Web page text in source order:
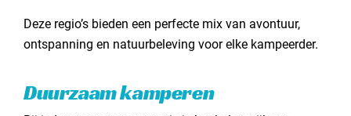
Deze regio’s bieden een perfecte mix van avontuur,
ontspanning en natuurbeleving voor elke kampeerder.
Duurzaam kamperen